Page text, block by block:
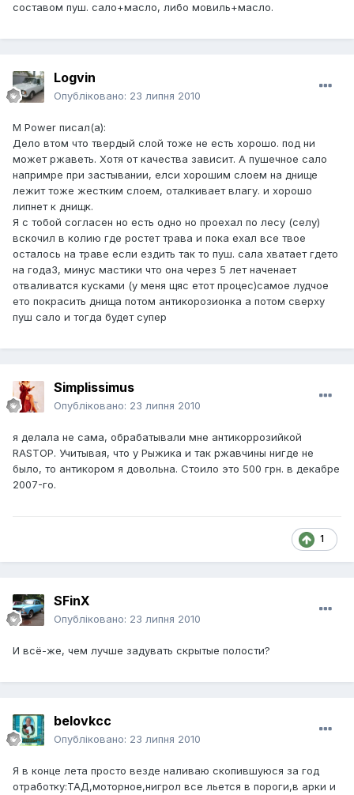
составом пуш. сало+масло, либо мовиль+масло.
Logvin
Опубліковано: 23 липня 2010
M Power писал(а):
Дело втом что твердый слой тоже не есть хорошо. под ни
может ржаветь. Хотя от качества зависит. А пушечное сало
напримре при застывании, елси хорошим слоем на днище
лежит тоже жестким слоем, оталкивает влагу. и хорошо
липнет к днищк.
Я с тобой согласен но есть одно но проехал по лесу (селу)
вскочил в колию где ростет трава и пока ехал все твое
осталось на траве если ездить так то пуш. сала хватает гдето
на года3, минус мастики что она через 5 лет наченает
отваливатся кусками (у меня щяс етот процес)самое лудчое
ето покрасить днища потом антикорозионка а потом сверху
пуш сало и тогда будет супер
Simplissimus
Опубліковано: 23 липня 2010
я делала не сама, обрабатывали мне антикоррозийкой
RASTOP. Учитывая, что у Рыжика и так ржавчины нигде не
было, то антикором я довольна. Стоило это 500 грн. в декабре
2007-го.
1
SFinX
Опубліковано: 23 липня 2010
И всё-же, чем лучше задувать скрытые полости?
belovkcc
Опубліковано: 23 липня 2010
Я в конце лета просто везде наливаю скопившуюся за год
отработку:ТАД,моторное,нигрол все льется в пороги,в арки и